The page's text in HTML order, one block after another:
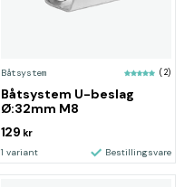
Båtsystem (2)
Båtsystem U-beslag
Ø:32mm M8
129 kr
1 variant Bestillingsvare